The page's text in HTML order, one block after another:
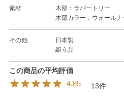
素材
木部：ラバートリー
木部カラー：ウォールナ
その他
日本製
組立品
4.85 13